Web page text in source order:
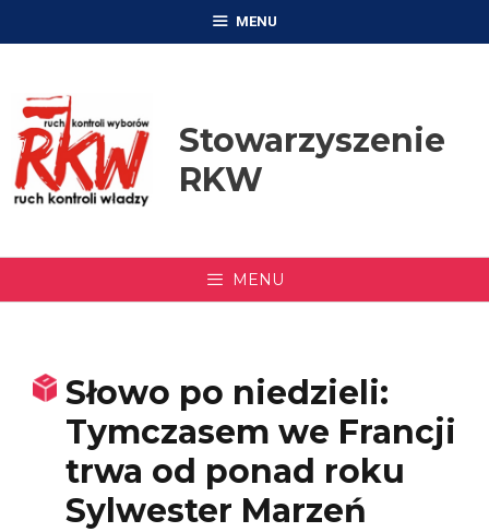
MENU
Stowarzyszenie
RKW
MENU
Słowo po niedzieli:
Tymczasem we Francji
trwa od ponad roku
Sylwester Marzeń